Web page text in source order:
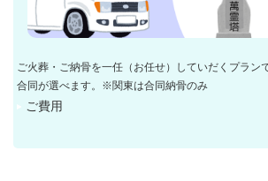
ご火葬・ご納骨を一任（お任せ）していだくプラン
合同が選べます。※関東は合同納骨のみ
ご費用